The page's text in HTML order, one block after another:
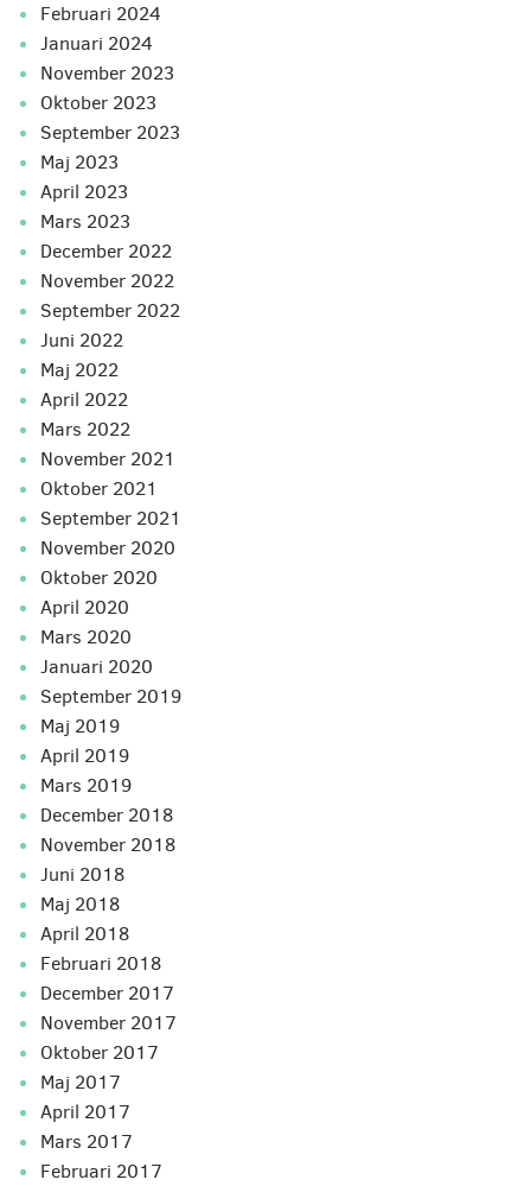
februari 2024
januari 2024
november 2023
oktober 2023
september 2023
maj 2023
april 2023
mars 2023
december 2022
november 2022
september 2022
juni 2022
maj 2022
april 2022
mars 2022
november 2021
oktober 2021
september 2021
november 2020
oktober 2020
april 2020
mars 2020
januari 2020
september 2019
maj 2019
april 2019
mars 2019
december 2018
november 2018
juni 2018
maj 2018
april 2018
februari 2018
december 2017
november 2017
oktober 2017
maj 2017
april 2017
mars 2017
februari 2017